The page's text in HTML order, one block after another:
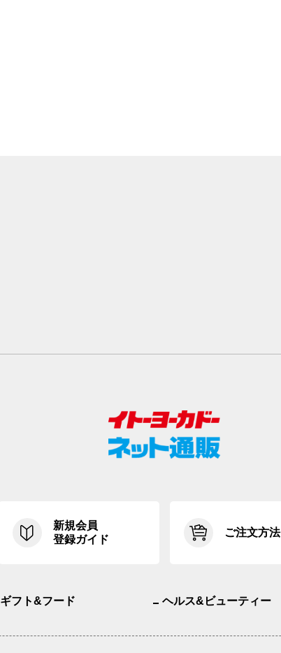
新規会員
登録ガイド
ご注文方法
ギフト&フード ヘルス&ビューティー